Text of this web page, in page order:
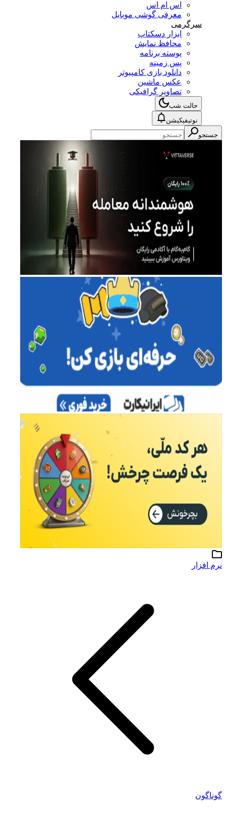
اس ام اس
معرفی گوشی موبایل
سرگرمی
ابزار دسکتاپ
محافظ نمایش
پوسته برنامه
پس زمینه
دانلود بازی کامپیوتر
عکس ماشین
تصاویر گرافیکی
حالت شب
نوتیفیکیشن
جستجو
نرم افزار
گوناگون